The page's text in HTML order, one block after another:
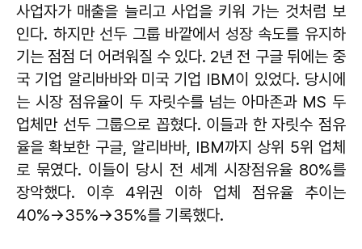
사업자가 매출을 늘리고 사업을 키워 가는 것처럼 보
인다. 하지만 선두 그룹 바깥에서 성장 속도를 유지하
기는 점점 더 어려워질 수 있다. 2년 전 구글 뒤에는 중
국 기업 알리바바와 미국 기업 IBM이 있었다. 당시에
는 시장 점유율이 두 자릿수를 넘는 아마존과 MS 두
업체만 선두 그룹으로 꼽혔다. 이들과 한 자릿수 점유
율을 확보한 구글, 알리바바, IBM까지 상위 5위 업체
로 묶였다. 이들이 당시 전 세계 시장점유율 80%를
장악했다. 이후 4위권 이하 업체 점유율 추이는
40%→35%→35%를 기록했다.